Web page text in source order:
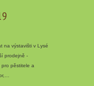
na výstavišti v Lysé
prodejně -
pěstitele a